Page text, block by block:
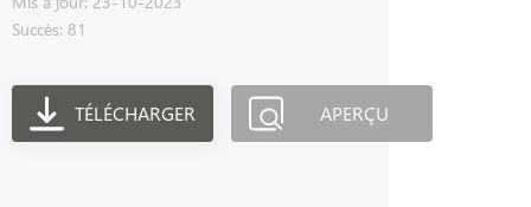
Succès: 81
TÉLÉCHARGER APERÇU